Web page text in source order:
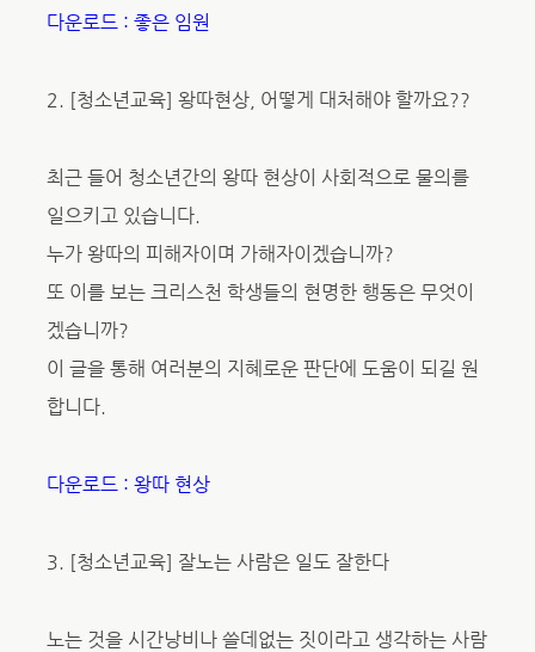
다운로드 : 좋은 임원
2. [청소년교육] 왕따현상, 어떻게 대처해야 할까요??
최근 들어 청소년간의 왕따 현상이 사회적으로 물의를
일으키고 있습니다.
누가 왕따의 피해자이며 가해자이겠습니까?
또 이를 보는 크리스천 학생들의 현명한 행동은 무엇이
겠습니까?
이 글을 통해 여러분의 지혜로운 판단에 도움이 되길 원
합니다.
다운로드 : 왕따 현상
3. [청소년교육] 잘노는 사람은 일도 잘한다
노는 것을 시간낭비나 쓸데없는 짓이라고 생각하는 사람